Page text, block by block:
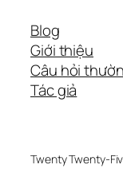
Blog
Giới thiệu
Câu hỏi
Tác giả
Twenty Twenty-